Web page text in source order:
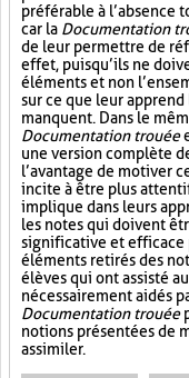
préférable à l’absence
car la Documentation
de leur permettre de
effet, puisqu’ils ne
éléments et non
sur ce que leur
manquent. Dans le
Documentation trouée
une version complète
l’avantage de motiver
incite à être plus
implique dans leurs
les notes qui doivent
significative et efficace
éléments retirés des
élèves qui ont assisté
nécessairement aidés
Documentation trouée
notions présentées de
assimiler.